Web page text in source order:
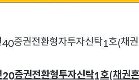
40증권전환형자투자신탁1호(채
20증권전환형투자신탁1호(채권